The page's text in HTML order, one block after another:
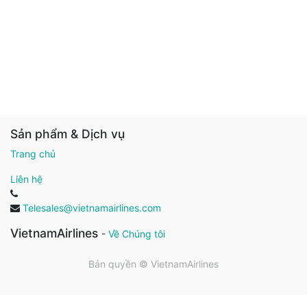
Sản phẩm & Dịch vụ
Trang chủ
Liên hệ
Telesales@vietnamairlines.com
VietnamAirlines - Về Chúng tôi
Bản quyền © VietnamAirlines